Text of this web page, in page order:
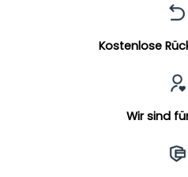
Kostenlose
Wir sind